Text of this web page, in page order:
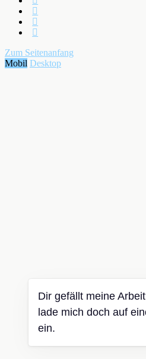
Zum Seitenanfang
Mobil Desktop
Dir gefällt meine
lade mich doch auf
ein.